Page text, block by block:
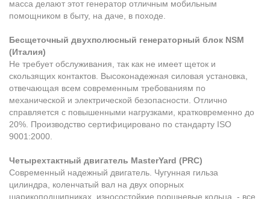
масса делают этот генератор отличным мобильным
помощником в быту, на даче, в походе.
Бесщеточный двухполюсный генераторный блок NSM
(Италия)
Не требует обслуживания, так как не имеет щеток и
скользящих контактов. Высоконадежная силовая установка,
отвечающая всем современным требованиям по
механической и электрической безопасности. Отлично
справляется с повышенными нагрузками, кратковременно до
20%. Производство сертифицировано по стандарту ISO
9001:2000.
Четырехтактный двигатель MasterYard (PRC)
Современный надежный двигатель. Чугунная гильза
цилиндра, коленчатый вал на двух опорных
шарикоподшипниках, износостойкие поршневые кольца, - все